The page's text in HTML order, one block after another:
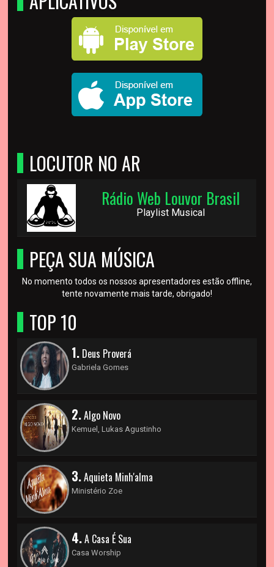
LOCUTOR NO AR
Rádio Web Louvor Brasil
Playlist Musical
PEÇA SUA MÚSICA
No momento todos os nossos apresentadores estão offline,
tente novamente mais tarde, obrigado!
TOP 10
1. Deus Proverá
Gabriela Gomes
2.Algo Novo
Kemuel, Lukas Agustinho
3.Aquieta Minh'alma
Ministério Zoe
4.A Casa É Sua
Casa Worship